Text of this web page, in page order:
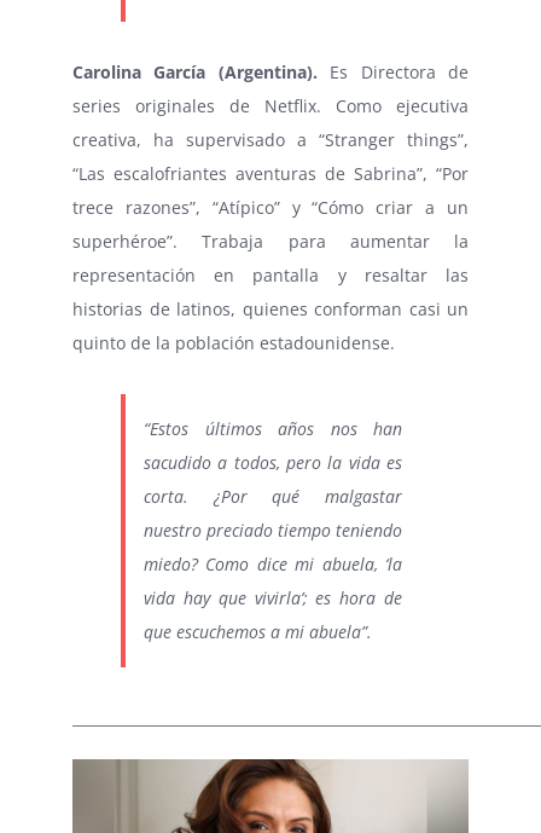
Carolina García (Argentina). Es Directora de
series originales de Netflix. Como ejecutiva
creativa, ha supervisado a “Stranger things”,
“Las escalofriantes aventuras de Sabrina”, “Por
trece razones”, “Atípico” y “Cómo criar a un
superhéroe”. Trabaja para aumentar la
representación en pantalla y resaltar las
historias de latinos, quienes conforman casi un
quinto de la población estadounidense.
“Estos últimos años nos han
sacudido a todos, pero la vida es
corta. ¿Por qué malgastar
nuestro preciado tiempo teniendo
miedo? Como dice mi abuela, ‘la
vida hay que vivirla’; es hora de
que escuchemos a mi abuela”.